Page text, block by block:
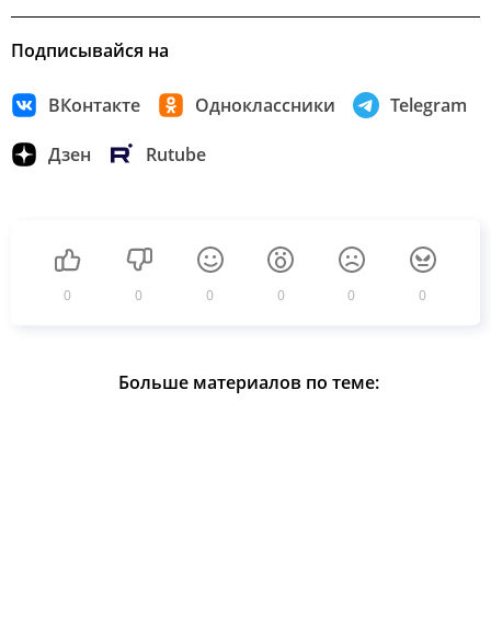
Подписывайся на
ВКонтакте Одноклассники Telegram
Дзен Rutube
0 0 0 0 0 0
Больше материалов по теме: